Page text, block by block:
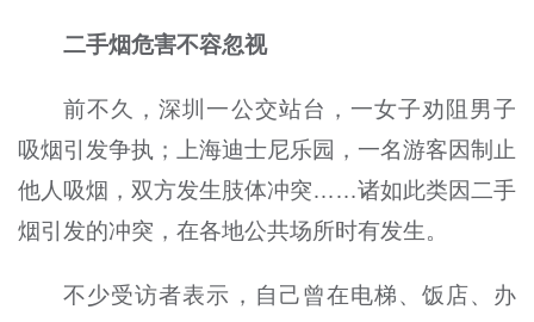
二手烟危害不容忽视
前不久，深圳一公交站台，一女子劝阻男子
吸烟引发争执；上海迪士尼乐园，一名游客因制止
他人吸烟，双方发生肢体冲突……诸如此类因二手
烟引发的冲突，在各地公共场所时有发生。
不少受访者表示，自己曾在电梯、饭店、办